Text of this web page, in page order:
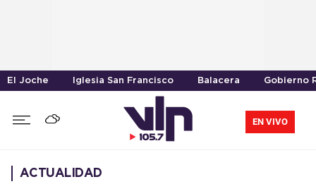
El Joche Iglesia San Francisco Balacera Gobierno
EN VIVO
ACTUALIDAD